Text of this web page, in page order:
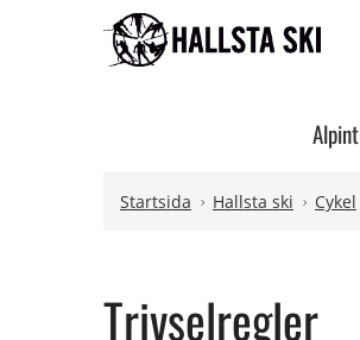
Hoppa till innehåll
Hoppa till undermeny
Alpint
Startsida Hallsta ski Cykel
Trivselregler